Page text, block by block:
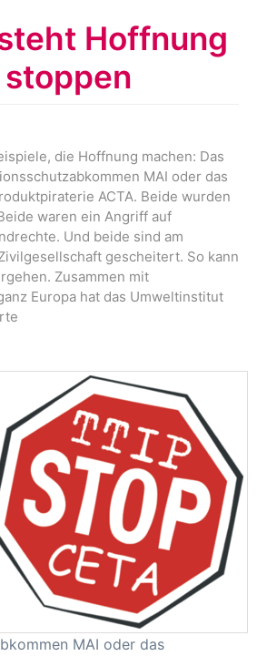
Hoffnung
stoppen
die Hoffnung machen: Das
MAI oder das
ACTA. Beide wurden
waren ein Angriff auf
Und beide sind am
gescheitert. So kann
Zusammen mit
Europa hat das Umweltinstitut
MAI oder das